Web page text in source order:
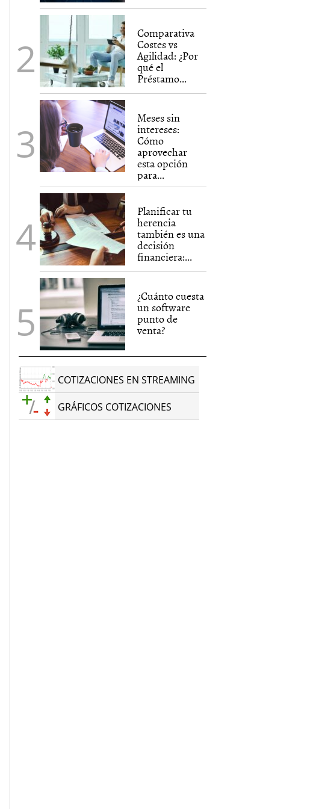
Comparativa
Costes vs
Agilidad: ¿Por
qué el
Préstamo...
Meses sin
intereses:
Cómo
aprovechar
esta opción
para...
Planificar tu
herencia
también es una
decisión
financiera:...
¿Cuánto cuesta
un software
punto de
venta?
COTIZACIONES EN STREAMING
GRÁFICOS COTIZACIONES